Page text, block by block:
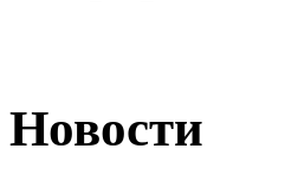
Новости